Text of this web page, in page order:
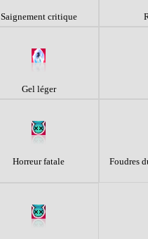
Saignement critique
Gel léger
Horreur fatale Foudres